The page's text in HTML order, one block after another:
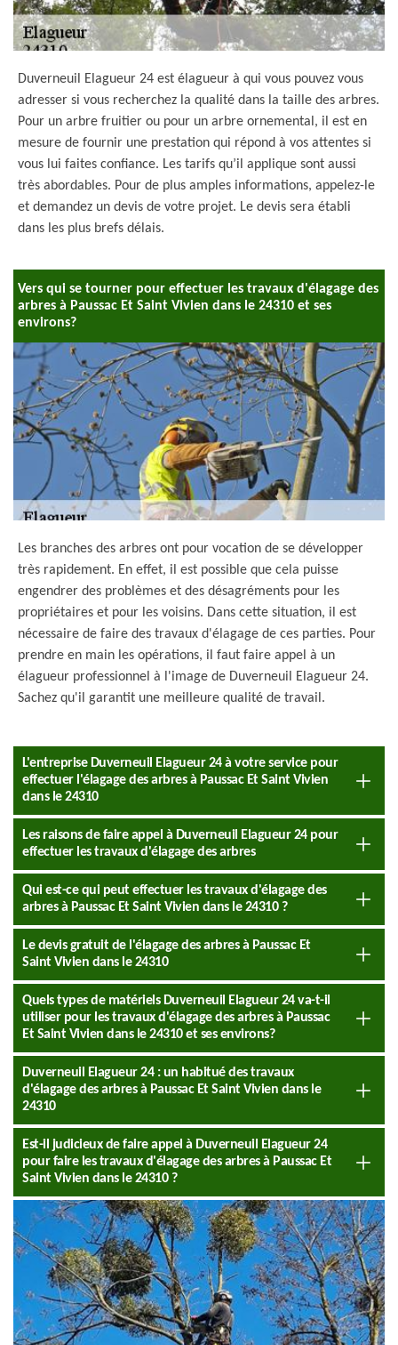
Duverneuil Elagueur 24 est élagueur à qui vous pouvez vous
adresser si vous recherchez la qualité dans la taille des arbres.
Pour un arbre fruitier ou pour un arbre ornemental, il est en
mesure de fournir une prestation qui répond à vos attentes si
vous lui faites confiance. Les tarifs qu’il applique sont aussi
très abordables. Pour de plus amples informations, appelez-le
et demandez un devis de votre projet. Le devis sera établi
dans les plus brefs délais.
Vers qui se tourner pour effectuer les travaux d'élagage des
arbres à Paussac Et Saint Vivien dans le 24310 et ses
environs?
Les branches des arbres ont pour vocation de se développer
très rapidement. En effet, il est possible que cela puisse
engendrer des problèmes et des désagréments pour les
propriétaires et pour les voisins. Dans cette situation, il est
nécessaire de faire des travaux d'élagage de ces parties. Pour
prendre en main les opérations, il faut faire appel à un
élagueur professionnel à l'image de Duverneuil Elagueur 24.
Sachez qu'il garantit une meilleure qualité de travail.
L'entreprise Duverneuil Elagueur 24 à votre service pour
effectuer l'élagage des arbres à Paussac Et Saint Vivien
dans le 24310
Les raisons de faire appel à Duverneuil Elagueur 24 pour
effectuer les travaux d'élagage des arbres
Qui est-ce qui peut effectuer les travaux d'élagage des
arbres à Paussac Et Saint Vivien dans le 24310 ?
Le devis gratuit de l'élagage des arbres à Paussac Et
Saint Vivien dans le 24310
Quels types de matériels Duverneuil Elagueur 24 va-t-il
utiliser pour les travaux d'élagage des arbres à Paussac
Et Saint Vivien dans le 24310 et ses environs?
Duverneuil Elagueur 24 : un habitué des travaux
d'élagage des arbres à Paussac Et Saint Vivien dans le
24310
Est-il judicieux de faire appel à Duverneuil Elagueur 24
pour faire les travaux d'élagage des arbres à Paussac Et
Saint Vivien dans le 24310 ?